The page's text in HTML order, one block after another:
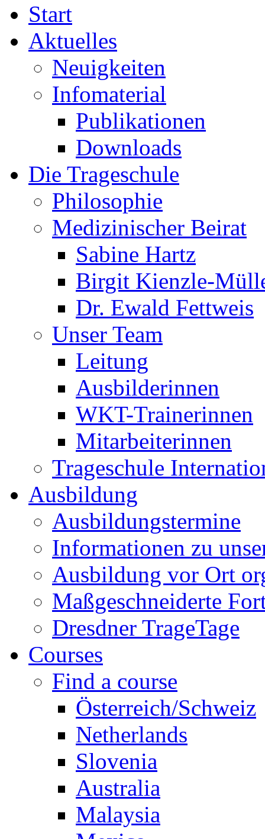
Start
Aktuelles
Neuigkeiten
Infomaterial
Publikationen
Downloads
Die Trageschule
Philosophie
Medizinischer Beirat
Sabine Hartz
Birgit Kienzle-
Dr. Ewald Fettweis
Unser Team
Leitung
Ausbilderinnen
WKT-Trainerinnen
Mitarbeiterinnen
Trageschule
Ausbildung
Ausbildungstermine
Informationen zu
Ausbildung vor Ort
Maßgeschneiderte
Dresdner TrageTage
Courses
Find a course
Österreich/Schweiz
Netherlands
Slovenia
Australia
Malaysia